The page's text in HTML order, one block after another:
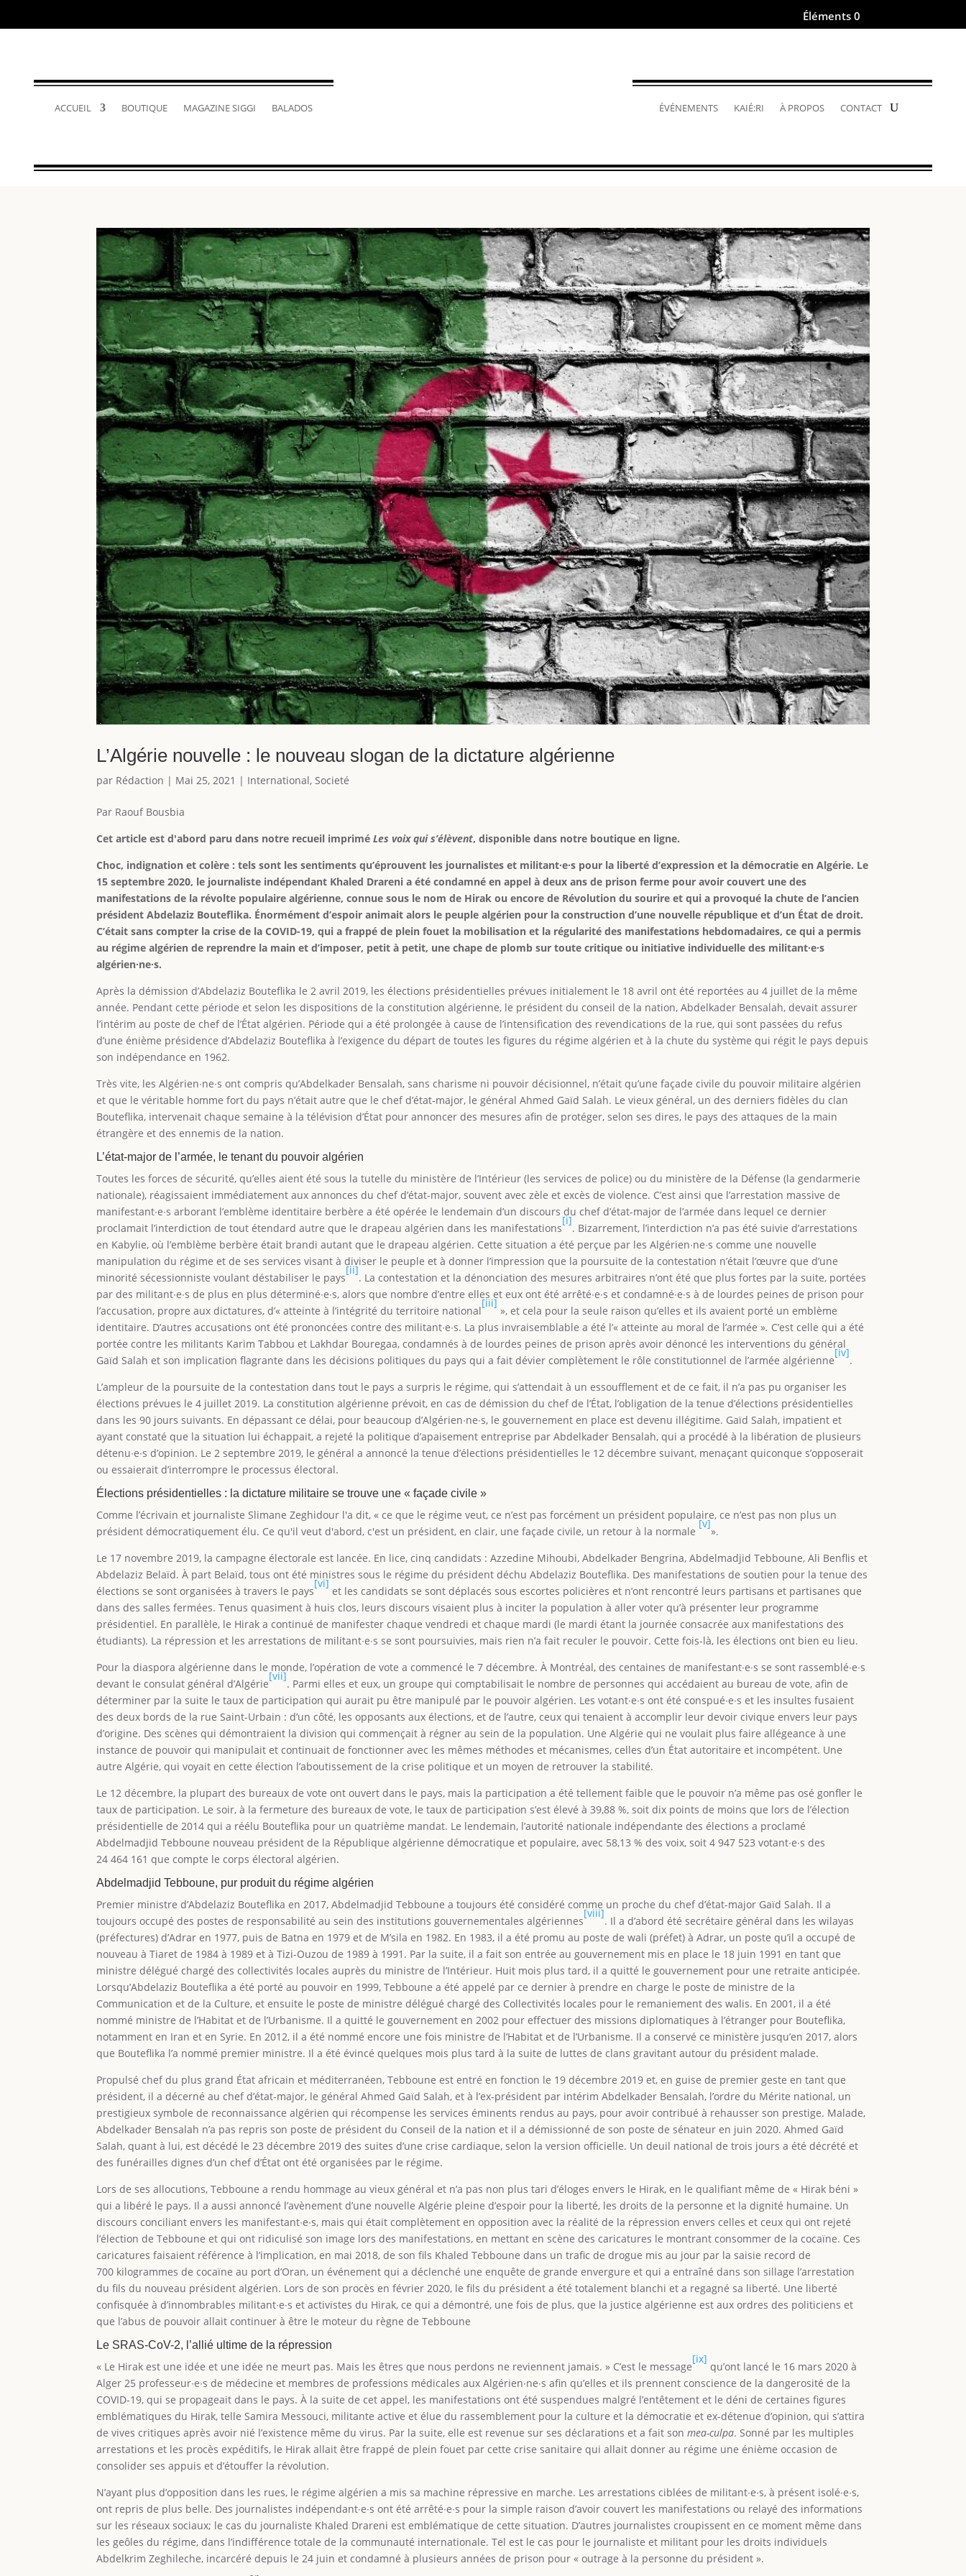
Éléments 0
ACCUEIL BOUTIQUE MAGAZINE SIGGI BALADOS ÉVÉNEMENTS KAIÉ:RI À PROPOS CONTACT
L’Algérie nouvelle : le nouveau slogan de la dictature algérienne
par Rédaction | Mai 25, 2021 | International,Societé
Par Raouf Bousbia
Cet article est d'abord paru dans notre recueil imprimé Les voix qui s’élèvent, disponible dans notre boutique en ligne.
Choc, indignation et colère : tels sont les sentiments qu’éprouvent les journalistes et militant∙e∙s pour la liberté d’expression et la démocratie en Algérie. Le
15 septembre 2020, le journaliste indépendant Khaled Drareni a été condamné en appel à deux ans de prison ferme pour avoir couvert une des
manifestations de la révolte populaire algérienne, connue sous le nom de Hirak ou encore de Révolution du sourire et qui a provoqué la chute de l’ancien
président Abdelaziz Bouteflika. Énormément d’espoir animait alors le peuple algérien pour la construction d’une nouvelle république et d’un État de droit.
C’était sans compter la crise de la COVID-19, qui a frappé de plein fouet la mobilisation et la régularité des manifestations hebdomadaires, ce qui a permis
au régime algérien de reprendre la main et d’imposer, petit à petit, une chape de plomb sur toute critique ou initiative individuelle des militant∙e∙s
algérien∙ne∙s.
Après la démission d’Abdelaziz Bouteflika le 2 avril 2019, les élections présidentielles prévues initialement le 18 avril ont été reportées au 4 juillet de la même
année. Pendant cette période et selon les dispositions de la constitution algérienne, le président du conseil de la nation, Abdelkader Bensalah, devait assurer
l’intérim au poste de chef de l’État algérien. Période qui a été prolongée à cause de l’intensification des revendications de la rue, qui sont passées du refus
d’une énième présidence d’Abdelaziz Bouteflika à l’exigence du départ de toutes les figures du régime algérien et à la chute du système qui régit le pays depuis
son indépendance en 1962.
Très vite, les Algérien∙ne∙s ont compris qu’Abdelkader Bensalah, sans charisme ni pouvoir décisionnel, n’était qu’une façade civile du pouvoir militaire algérien
et que le véritable homme fort du pays n’était autre que le chef d’état-major, le général Ahmed Gaïd Salah. Le vieux général, un des derniers fidèles du clan
Bouteflika, intervenait chaque semaine à la télévision d’État pour annoncer des mesures afin de protéger, selon ses dires, le pays des attaques de la main
étrangère et des ennemis de la nation.
L’état-major de l’armée, le tenant du pouvoir algérien
Toutes les forces de sécurité, qu’elles aient été sous la tutelle du ministère de l’Intérieur (les services de police) ou du ministère de la Défense (la gendarmerie
nationale), réagissaient immédiatement aux annonces du chef d’état-major, souvent avec zèle et excès de violence. C’est ainsi que l’arrestation massive de
manifestant∙e∙s arborant l’emblème identitaire berbère a été opérée le lendemain d’un discours du chef d’état-major de l’armée dans lequel ce dernier
proclamait l’interdiction de tout étendard autre que le drapeau algérien dans les manifestations
[i]
. Bizarrement, l’interdiction n’a pas été suivie d’arrestations
en Kabylie, où l’emblème berbère était brandi autant que le drapeau algérien. Cette situation a été perçue par les Algérien∙ne∙s comme une nouvelle
manipulation du régime et de ses services visant à diviser le peuple et à donner l’impression que la poursuite de la contestation n’était l’œuvre que d’une
minorité sécessionniste voulant déstabiliser le pays
[ii]
. La contestation et la dénonciation des mesures arbitraires n’ont été que plus fortes par la suite, portées
par des militant∙e∙s de plus en plus déterminé∙e∙s, alors que nombre d’entre elles et eux ont été arrêté∙e∙s et condamné∙e∙s à de lourdes peines de prison pour
l’accusation, propre aux dictatures, d’« atteinte à l’intégrité du territoire national
[iii]
», et cela pour la seule raison qu’elles et ils avaient porté un emblème
identitaire. D’autres accusations ont été prononcées contre des militant∙e∙s. La plus invraisemblable a été l’« atteinte au moral de l’armée ». C’est celle qui a été
portée contre les militants Karim Tabbou et Lakhdar Bouregaa, condamnés à de lourdes peines de prison après avoir dénoncé les interventions du général
Gaïd Salah et son implication flagrante dans les décisions politiques du pays qui a fait dévier complètement le rôle constitutionnel de l’armée algérienne
[iv]
.
L’ampleur de la poursuite de la contestation dans tout le pays a surpris le régime, qui s’attendait à un essoufflement et de ce fait, il n’a pas pu organiser les
élections prévues le 4 juillet 2019. La constitution algérienne prévoit, en cas de démission du chef de l’État, l’obligation de la tenue d’élections présidentielles
dans les 90 jours suivants. En dépassant ce délai, pour beaucoup d’Algérien∙ne∙s, le gouvernement en place est devenu illégitime. Gaïd Salah, impatient et
ayant constaté que la situation lui échappait, a rejeté la politique d’apaisement entreprise par Abdelkader Bensalah, qui a procédé à la libération de plusieurs
détenu∙e∙s d’opinion. Le 2 septembre 2019, le général a annoncé la tenue d’élections présidentielles le 12 décembre suivant, menaçant quiconque s’opposerait
ou essaierait d’interrompre le processus électoral.
Élections présidentielles : la dictature militaire se trouve une « façade civile »
Comme l’écrivain et journaliste Slimane Zeghidour l'a dit, « ce que le régime veut, ce n’est pas forcément un président populaire, ce n’est pas non plus un
président démocratiquement élu. Ce qu'il veut d'abord, c'est un président, en clair, une façade civile, un retour à la normale
[v]
».
Le 17 novembre 2019, la campagne électorale est lancée. En lice, cinq candidats : Azzedine Mihoubi, Abdelkader Bengrina, Abdelmadjid Tebboune, Ali Benflis et
Abdelaziz Belaïd. À part Belaïd, tous ont été ministres sous le régime du président déchu Abdelaziz Bouteflika. Des manifestations de soutien pour la tenue des
élections se sont organisées à travers le pays
[vi]
et les candidats se sont déplacés sous escortes policières et n’ont rencontré leurs partisans et partisanes que
dans des salles fermées. Tenus quasiment à huis clos, leurs discours visaient plus à inciter la population à aller voter qu’à présenter leur programme
présidentiel. En parallèle, le Hirak a continué de manifester chaque vendredi et chaque mardi (le mardi étant la journée consacrée aux manifestations des
étudiants). La répression et les arrestations de militant∙e∙s se sont poursuivies, mais rien n’a fait reculer le pouvoir. Cette fois-là, les élections ont bien eu lieu.
Pour la diaspora algérienne dans le monde, l’opération de vote a commencé le 7 décembre. À Montréal, des centaines de manifestant∙e∙s se sont rassemblé∙e∙s
devant le consulat général d’Algérie
[vii]
. Parmi elles et eux, un groupe qui comptabilisait le nombre de personnes qui accédaient au bureau de vote, afin de
déterminer par la suite le taux de participation qui aurait pu être manipulé par le pouvoir algérien. Les votant∙e∙s ont été conspué∙e∙s et les insultes fusaient
des deux bords de la rue Saint-Urbain : d’un côté, les opposants aux élections, et de l’autre, ceux qui tenaient à accomplir leur devoir civique envers leur pays
d’origine. Des scènes qui démontraient la division qui commençait à régner au sein de la population. Une Algérie qui ne voulait plus faire allégeance à une
instance de pouvoir qui manipulait et continuait de fonctionner avec les mêmes méthodes et mécanismes, celles d’un État autoritaire et incompétent. Une
autre Algérie, qui voyait en cette élection l’aboutissement de la crise politique et un moyen de retrouver la stabilité.
Le 12 décembre, la plupart des bureaux de vote ont ouvert dans le pays, mais la participation a été tellement faible que le pouvoir n’a même pas osé gonfler le
taux de participation. Le soir, à la fermeture des bureaux de vote, le taux de participation s’est élevé à 39,88 %, soit dix points de moins que lors de l’élection
présidentielle de 2014 qui a réélu Bouteflika pour un quatrième mandat. Le lendemain, l’autorité nationale indépendante des élections a proclamé
Abdelmadjid Tebboune nouveau président de la République algérienne démocratique et populaire, avec 58,13 % des voix, soit 4 947 523 votant∙e∙s des
24 464 161 que compte le corps électoral algérien.
Abdelmadjid Tebboune, pur produit du régime algérien
Premier ministre d’Abdelaziz Bouteflika en 2017, Abdelmadjid Tebboune a toujours été considéré comme un proche du chef d’état-major Gaïd Salah. Il a
toujours occupé des postes de responsabilité au sein des institutions gouvernementales algériennes
[viii]
. Il a d’abord été secrétaire général dans les wilayas
(préfectures) d’Adrar en 1977, puis de Batna en 1979 et de M’sila en 1982. En 1983, il a été promu au poste de wali (préfet) à Adrar, un poste qu’il a occupé de
nouveau à Tiaret de 1984 à 1989 et à Tizi-Ouzou de 1989 à 1991. Par la suite, il a fait son entrée au gouvernement mis en place le 18 juin 1991 en tant que
ministre délégué chargé des collectivités locales auprès du ministre de l’Intérieur. Huit mois plus tard, il a quitté le gouvernement pour une retraite anticipée.
Lorsqu’Abdelaziz Bouteflika a été porté au pouvoir en 1999, Tebboune a été appelé par ce dernier à prendre en charge le poste de ministre de la
Communication et de la Culture, et ensuite le poste de ministre délégué chargé des Collectivités locales pour le remaniement des walis. En 2001, il a été
nommé ministre de l’Habitat et de l’Urbanisme. Il a quitté le gouvernement en 2002 pour effectuer des missions diplomatiques à l’étranger pour Bouteflika,
notamment en Iran et en Syrie. En 2012, il a été nommé encore une fois ministre de l’Habitat et de l’Urbanisme. Il a conservé ce ministère jusqu’en 2017, alors
que Bouteflika l’a nommé premier ministre. Il a été évincé quelques mois plus tard à la suite de luttes de clans gravitant autour du président malade.
Propulsé chef du plus grand État africain et méditerranéen, Tebboune est entré en fonction le 19 décembre 2019 et, en guise de premier geste en tant que
président, il a décerné au chef d’état-major, le général Ahmed Gaïd Salah, et à l’ex-président par intérim Abdelkader Bensalah, l’ordre du Mérite national, un
prestigieux symbole de reconnaissance algérien qui récompense les services éminents rendus au pays, pour avoir contribué à rehausser son prestige. Malade,
Abdelkader Bensalah n’a pas repris son poste de président du Conseil de la nation et il a démissionné de son poste de sénateur en juin 2020. Ahmed Gaïd
Salah, quant à lui, est décédé le 23 décembre 2019 des suites d’une crise cardiaque, selon la version officielle. Un deuil national de trois jours a été décrété et
des funérailles dignes d’un chef d’État ont été organisées par le régime.
Lors de ses allocutions, Tebboune a rendu hommage au vieux général et n’a pas non plus tari d’éloges envers le Hirak, en le qualifiant même de « Hirak béni »
qui a libéré le pays. Il a aussi annoncé l’avènement d’une nouvelle Algérie pleine d’espoir pour la liberté, les droits de la personne et la dignité humaine. Un
discours conciliant envers les manifestant∙e∙s, mais qui était complètement en opposition avec la réalité de la répression envers celles et ceux qui ont rejeté
l’élection de Tebboune et qui ont ridiculisé son image lors des manifestations, en mettant en scène des caricatures le montrant consommer de la cocaïne. Ces
caricatures faisaient référence à l’implication, en mai 2018, de son fils Khaled Tebboune dans un trafic de drogue mis au jour par la saisie record de
700 kilogrammes de cocaïne au port d’Oran, un événement qui a déclenché une enquête de grande envergure et qui a entraîné dans son sillage l’arrestation
du fils du nouveau président algérien. Lors de son procès en février 2020, le fils du président a été totalement blanchi et a regagné sa liberté. Une liberté
confisquée à d’innombrables militant∙e∙s et activistes du Hirak, ce qui a démontré, une fois de plus, que la justice algérienne est aux ordres des politiciens et
que l’abus de pouvoir allait continuer à être le moteur du règne de Tebboune
Le SRAS-CoV-2, l’allié ultime de la répression
« Le Hirak est une idée et une idée ne meurt pas. Mais les êtres que nous perdons ne reviennent jamais. » C’est le message
[ix]
qu’ont lancé le 16 mars 2020 à
Alger 25 professeur∙e∙s de médecine et membres de professions médicales aux Algérien∙ne∙s afin qu’elles et ils prennent conscience de la dangerosité de la
COVID-19, qui se propageait dans le pays. À la suite de cet appel, les manifestations ont été suspendues malgré l’entêtement et le déni de certaines figures
emblématiques du Hirak, telle Samira Messouci, militante active et élue du rassemblement pour la culture et la démocratie et ex-détenue d’opinion, qui s’attira
de vives critiques après avoir nié l’existence même du virus. Par la suite, elle est revenue sur ses déclarations et a fait sonmea-culpa. Sonné par les multiples
arrestations et les procès expéditifs, le Hirak allait être frappé de plein fouet par cette crise sanitaire qui allait donner au régime une énième occasion de
consolider ses appuis et d’étouffer la révolution.
N’ayant plus d’opposition dans les rues, le régime algérien a mis sa machine répressive en marche. Les arrestations ciblées de militant∙e∙s, à présent isolé∙e∙s,
ont repris de plus belle. Des journalistes indépendant∙e∙s ont été arrêté∙e∙s pour la simple raison d’avoir couvert les manifestations ou relayé des informations
sur les réseaux sociaux; le cas du journaliste Khaled Drareni est emblématique de cette situation. D’autres journalistes croupissent en ce moment même dans
les geôles du régime, dans l’indifférence totale de la communauté internationale. Tel est le cas pour le journaliste et militant pour les droits individuels
Abdelkrim Zeghileche, incarcéré depuis le 24 juin et condamné à plusieurs années de prison pour « outrage à la personne du président ».